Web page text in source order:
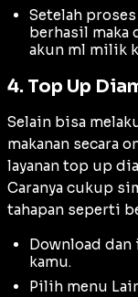
Setelah
berhasil maka
akun ml milik
4. Top Up
Selain bisa
makanan secara
layanan top up
Caranya cukup
tahapan seperti
Download dan
kamu.
Pilih menu